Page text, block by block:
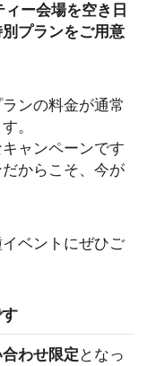
ー会場を空き日
プランをご用意
ンの料金が通常
。
ャンペーンです
からこそ、今が
ベントにぜひご
わせ限定 となっ